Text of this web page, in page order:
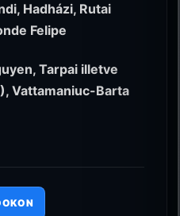
Hadházi, Rutai
Felipe
Tarpai illetve
Vattamaniuc-Barta